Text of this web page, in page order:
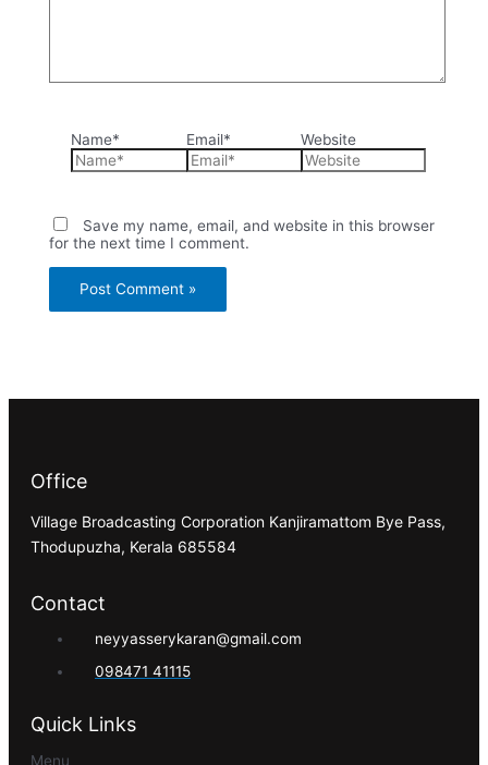
Name* Email* Website
Save my name, email, and website in this browser
for the next time I comment.
Office
Village Broadcasting Corporation Kanjiramattom Bye Pass,
Thodupuzha, Kerala 685584
Contact
neyyasserykaran@gmail.com
098471 41115
Quick Links
Menu